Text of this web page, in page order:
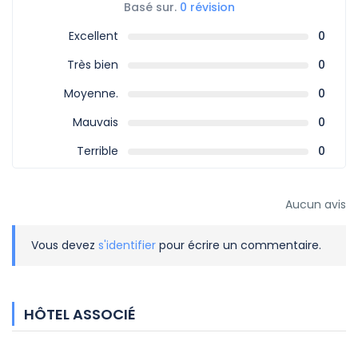
Basé sur. 0 révision
Excellent
0
Très bien
0
Moyenne.
0
Mauvais
0
Terrible
0
Aucun avis
Vous devez s'identifier pour écrire un commentaire.
HÔTEL ASSOCIÉ